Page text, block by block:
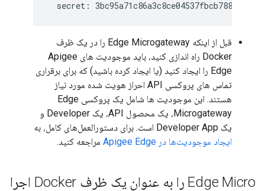
قبل از اینکه Edge Microgateway را در یک ظرف
Docker راه اندازی کنید، باید موجودیت های Apigee
Edge را ایجاد کنید (یا ایجاد کرده باشید) که برای برقراری
تماس های پروکسی API احراز هویت شده مورد نیاز
هستند. این موجودیت ها شامل یک پروکسی Edge
Microgateway، یک محصول API، یک Developer و
یک Developer App است. برای دستورالعمل‌های کامل، به
ایجاد موجودیت‌ها در Apigee Edge
مراجعه کنید.
Edge Micro را به عنوان یک ظرف Docker اجرا